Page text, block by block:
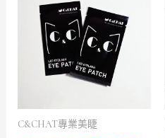
C&CHAT專業美睫
範
圍：
NT$270
到
NT$820